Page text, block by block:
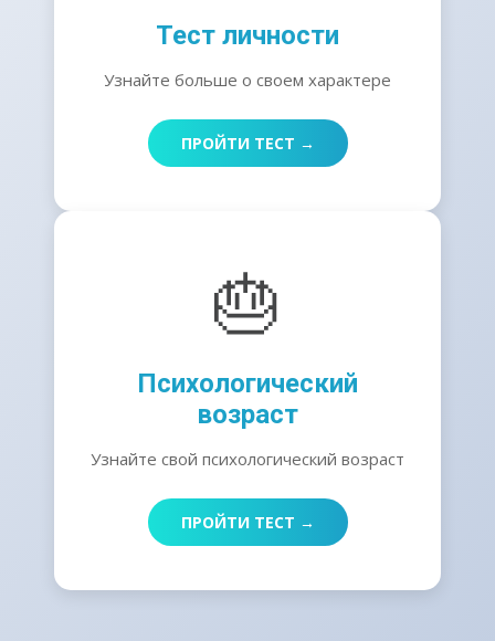
Тест личности
Узнайте больше о своем характере
ПРОЙТИ ТЕСТ →
🎂
Психологический
возраст
Узнайте свой психологический возраст
ПРОЙТИ ТЕСТ →